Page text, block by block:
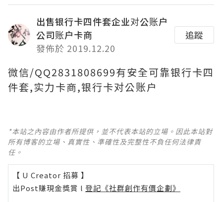
出售银行卡四件套企业对公账户
公司账户卡商
發佈於 2019.12.20
追蹤
微信/QQ2831808699有安全可靠银行卡四
件套,实力卡商,银行卡对公账户
*本站之內容由作者所提供，並不代表本站的立場。因此本站對
所有博客的立場、真實性、準確性及完整性不負任何法律責
任。
【 U Creator 招募 】
出Post賺現金獎賞 l 登記《社群創作有價企劃》